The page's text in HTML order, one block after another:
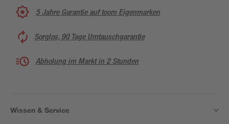
5 Jahre Garantie auf toom Eigenmarken
Sorglos, 90 Tage Umtauschgarantie
Abholung im Markt in 2 Stunden
Wissen & Service